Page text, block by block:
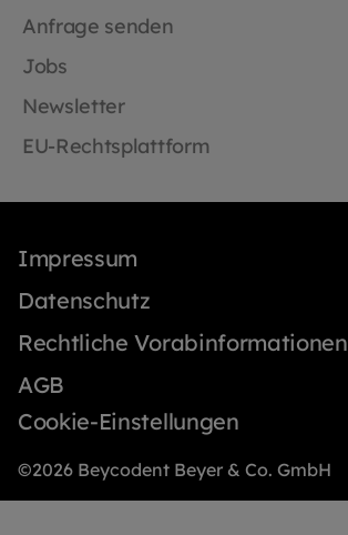
Anfrage senden
Jobs
Newsletter
EU-Rechtsplattform
Impressum
Datenschutz
Rechtliche Vorabinformationen
AGB
Cookie-Einstellungen
©2026 Beycodent Beyer & Co. GmbH